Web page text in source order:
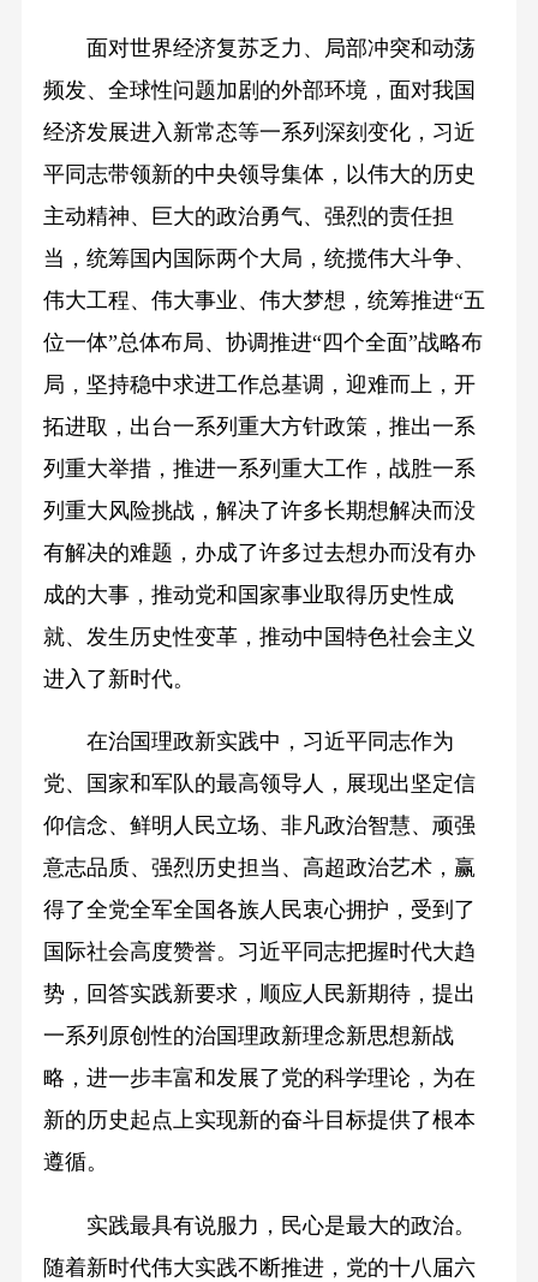
面对世界经济复苏乏力、局部冲突和动荡
频发、全球性问题加剧的外部环境，面对我国
经济发展进入新常态等一系列深刻变化，习近
平同志带领新的中央领导集体，以伟大的历史
主动精神、巨大的政治勇气、强烈的责任担
当，统筹国内国际两个大局，统揽伟大斗争、
伟大工程、伟大事业、伟大梦想，统筹推进“五
位一体”总体布局、协调推进“四个全面”战略布
局，坚持稳中求进工作总基调，迎难而上，开
拓进取，出台一系列重大方针政策，推出一系
列重大举措，推进一系列重大工作，战胜一系
列重大风险挑战，解决了许多长期想解决而没
有解决的难题，办成了许多过去想办而没有办
成的大事，推动党和国家事业取得历史性成
就、发生历史性变革，推动中国特色社会主义
进入了新时代。
在治国理政新实践中，习近平同志作为
党、国家和军队的最高领导人，展现出坚定信
仰信念、鲜明人民立场、非凡政治智慧、顽强
意志品质、强烈历史担当、高超政治艺术，赢
得了全党全军全国各族人民衷心拥护，受到了
国际社会高度赞誉。习近平同志把握时代大趋
势，回答实践新要求，顺应人民新期待，提出
一系列原创性的治国理政新理念新思想新战
略，进一步丰富和发展了党的科学理论，为在
新的历史起点上实现新的奋斗目标提供了根本
遵循。
实践最具有说服力，民心是最大的政治。
随着新时代伟大实践不断推进，党的十八届六